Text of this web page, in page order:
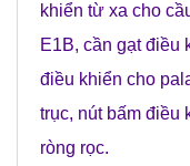
khiển từ xa cho
E1B, cần gạt điều
điều khiển cho
trục, nút bấm điều
ròng rọc.